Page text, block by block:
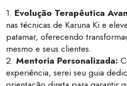
1. Evolução Terapêutica
nas técnicas de Karuna Ki e
patamar, oferecendo
mesmo e seus clientes.
2. Mentoria Personalizada:
experiência, serei seu guia